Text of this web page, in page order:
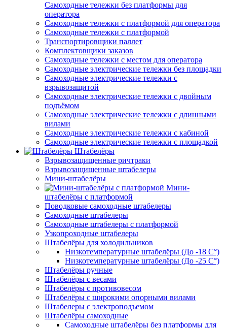
Самоходные тележки без платформы для
оператора
Самоходные тележки с платформой для оператора
Самоходные тележки с платформой
Транспортировщики паллет
Комплектовщики заказов
Самоходные тележки с местом для оператора
Самоходные электрические тележки без площадки
Самоходные электрические тележки с
взрывозащитой
Самоходные электрические тележки с двойным
подъёмом
Самоходные электрические тележки с длинными
вилами
Самоходные электрические тележки с кабиной
Самоходные электрические тележки с площадкой
Штабелёры
Взрывозащищенные ричтраки
Взрывозащищенные штабелеры
Мини-штабелёры
Мини-
штабелёры с платформой
Поводковые самоходные штабелеры
Самоходные штабелеры
Самоходные штабелеры с платформой
Узкопроходные штабелеры
Штабелёры для холодильников
Низкотемпературные штабелёры (До -18 C°)
Низкотемпературные штабелёры (До -25 C°)
Штабелёры ручные
Штабелёры с весами
Штабелёры с противовесом
Штабелёры с широкими опорными вилами
Штабелеры с электроподъемом
Штабелёры самоходные
Самоходные штабелёры без платформы для